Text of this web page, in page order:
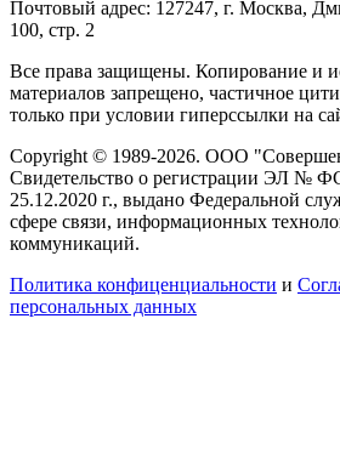
Почтовый адрес: 127247, г. Москва,
100, стр. 2
Все права защищены. Копирование и
материалов запрещено, частичное
только при условии гиперссылки на
Copyright © 1989-2026. ООО
Свидетельство о регистрации ЭЛ №
25.12.2020 г., выдано Федеральной
сфере связи, информационных
коммуникаций.
Политика конфиценциальности и
персональных данных